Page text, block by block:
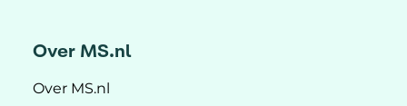
Over MS.nl
Over MS.nl